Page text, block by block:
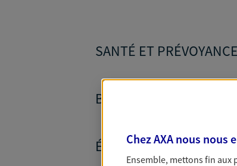
SANTÉ ET PRÉVOYANCE
BANQUE ET CRÉDITS
ÉPARGNE ET RETRAITE
Chez AXA nous nous
Ensemble, mettons fin aux